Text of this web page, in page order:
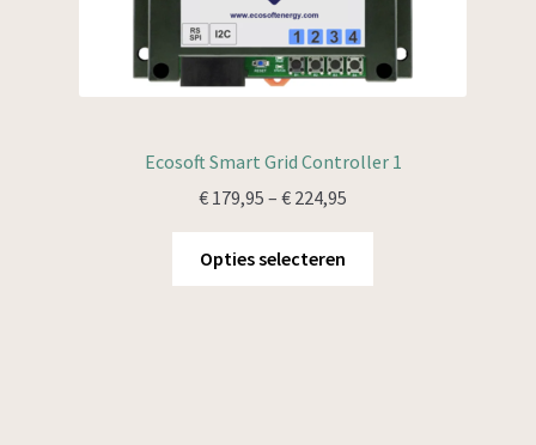
Ecosoft Smart Grid Controller 1
€ 179,95 – € 224,95
€ 179,95
€ 224,95
Opties selecteren